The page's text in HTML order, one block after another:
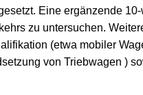
Eine ergänzende
zu untersuchen.
(etwa mobiler
von Triebwagen )